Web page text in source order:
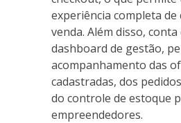
experiência completa de
venda. Além disso, conta
dashboard de gestão,
acompanhamento das
cadastradas, dos
do controle de estoque
empreendedores.